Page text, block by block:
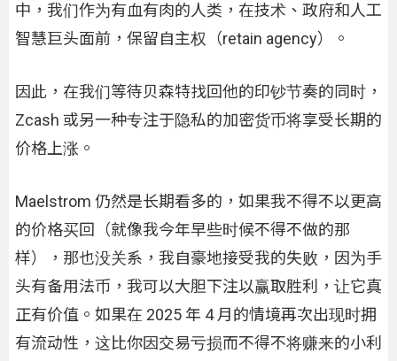
中，我们作为有血有肉的人类，在技术、政府和人工
智慧巨头面前，保留自主权（retain agency）。
因此，在我们等待贝森特找回他的印钞节奏的同时，
Zcash 或另一种专注于隐私的加密货币将享受长期的
价格上涨。
Maelstrom 仍然是长期看多的，如果我不得不以更高
的价格买回（就像我今年早些时候不得不做的那
样），那也没关系，我自豪地接受我的失败，因为手
头有备用法币，我可以大胆下注以赢取胜利，让它真
正有价值。如果在 2025 年 4 月的情境再次出现时拥
有流动性，这比你因交易亏损而不得不将赚来的小利